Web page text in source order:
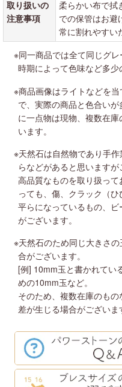
取り扱いの
注意事項
柔らかい布で拭
での保管はお避
常に割れやすい
※同一商品では全て同じグ
時期によって色味など多少
※商品画像はライトなどを
で、実際の商品と色合い
に一点物は現物、複数在
います。
※天然石は自然物であり手
らなどがあると思います
高品質なものを取り扱っ
っても、傷、クラック（
平らになっているもの、
がございます。
※天然石のため同じ大きさ
合がございます。
[例] 10mm玉と書かれてい
めの10mm玉など。
そのため、複数在庫のも
差が生じる場合がございま